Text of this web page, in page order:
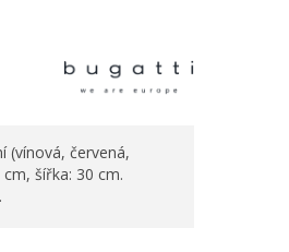
(vínová, červená,
šířka: 30 cm.